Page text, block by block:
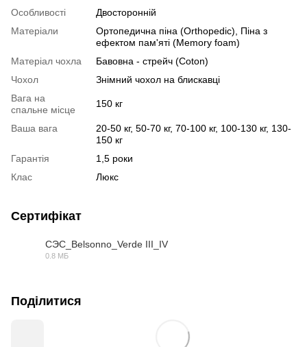
Особливості
Двосторонній
Матеріали
Ортопедична піна (Orthopedic), Піна з
ефектом пам'яті (Memory foam)
Матеріал чохла
Бавовна - стрейч (Coton)
Чохол
Знімний чохол на блискавці
Вага на
спальне місце
150 кг
Ваша вага
20-50 кг, 50-70 кг, 70-100 кг, 100-130 кг, 130-
150 кг
Гарантія
1,5 роки
Клас
Люкс
Сертифікат
СЭС_Belsonno_Verde III_IV
0.8 МБ
Поділитися